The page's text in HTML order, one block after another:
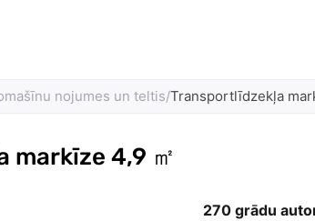
nojumes un teltis/Transportlīdzekļa
markīze 4,9 ㎡
270 grādu